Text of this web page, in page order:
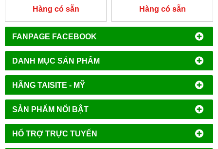
FANPAGE FACEBOOK
DANH MỤC SẢN PHẨM
HÃNG TAISITE - MỸ
SẢN PHẨM NỔI BẬT
HỔ TRỢ TRỰC TUYẾN
DỤNG
Hàng có sẵn Hàng có sẵn